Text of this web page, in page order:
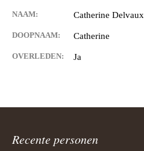
NAAM: Catherine Delvaux
DOOPNAAM: Catherine
OVERLEDEN: Ja
Recente personen